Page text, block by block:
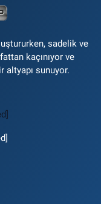
sadelik ve
kaçınıyor ve
altyapı sunuyor.